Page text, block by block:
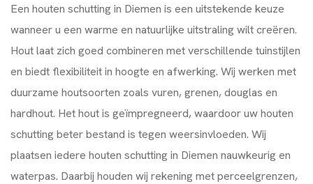
Een houten schutting in Diemen is een uitstekende keuze
wanneer u een warme en natuurlijke uitstraling wilt creëren.
Hout laat zich goed combineren met verschillende tuinstijlen
en biedt flexibiliteit in hoogte en afwerking. Wij werken met
duurzame houtsoorten zoals vuren, grenen, douglas en
hardhout. Het hout is geïmpregneerd, waardoor uw houten
schutting beter bestand is tegen weersinvloeden. Wij
plaatsen iedere houten schutting in Diemen nauwkeurig en
waterpas. Daarbij houden wij rekening met perceelgrenzen,